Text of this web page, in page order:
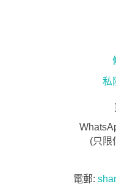
私
(只限
電郵: